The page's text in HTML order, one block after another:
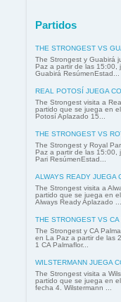
Partidos
THE STRONGEST VS
The Strongest y Guabirá
Paz a partir de las 15:00,
Guabirá ResúmenEstad...
REAL POTOSÍ JUEGA
The Strongest visita a
partido que se juega en
Potosí Aplazado 15...
THE STRONGEST VS
The Strongest y Royal
Paz a partir de las 15:00,
Pari ResúmenEstad...
ALWAYS READY JUEGA
The Strongest visita a
partido que se juega en
Always Ready Aplazado ...
THE STRONGEST VS
The Strongest y CA
en La Paz a partir de las
1 CA Palmaflor...
WILSTERMANN JUEGA
The Strongest visita a
partido que se juega en
fecha 4. Wilstermann ...